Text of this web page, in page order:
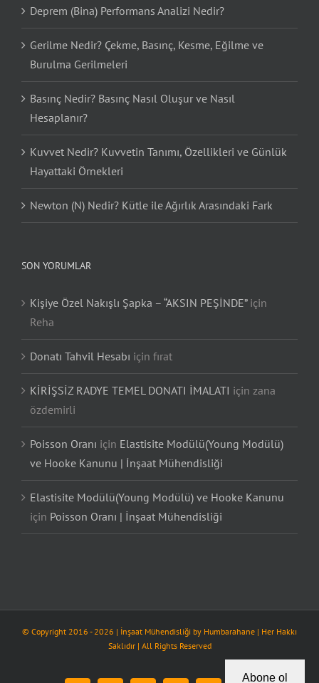
Deprem (Bina) Performans Analizi Nedir?
Gerilme Nedir? Çekme, Basınç, Kesme, Eğilme ve
Burulma Gerilmeleri
Basınç Nedir? Basınç Nasıl Oluşur ve Nasıl
Hesaplanır?
Kuvvet Nedir? Kuvvetin Tanımı, Özellikleri ve Günlük
Hayattaki Örnekleri
Newton (N) Nedir? Kütle ile Ağırlık Arasındaki Fark
SON YORUMLAR
Kişiye Özel Nakışlı Şapka – “AKSIN PEŞİNDE”için
Reha
Donatı Tahvil Hesabı için fırat
KİRİŞSİZ RADYE TEMEL DONATI İMALATI için zana
özdemirli
Poisson Oranı için Elastisite Modülü(Young Modülü)
ve Hooke Kanunu | İnşaat Mühendisliği
Elastisite Modülü(Young Modülü) ve Hooke Kanunu
için Poisson Oranı | İnşaat Mühendisliği
© Copyright 2016 -2026 | İnşaat Mühendisliği by Humbarahane | Her Hakkı
Saklıdır | All Rights Reserved
Abone ol